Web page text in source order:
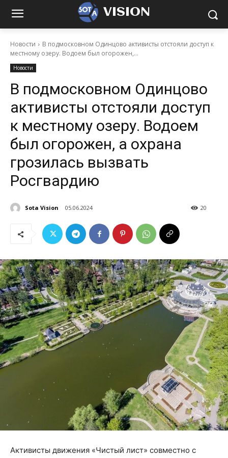
VISION
Новости
В подмосковном Одинцово активисты отстояли доступ к
местному озеру. Водоем был огорожен,...
Новости
В подмосковном Одинцово
активисты отстояли доступ
к местному озеру. Водоем
был огорожен, а охрана
грозилась вызвать
Росгвардию
Sota Vision 05.06.2024 20
Активисты движения «Чистый лист» совместно с